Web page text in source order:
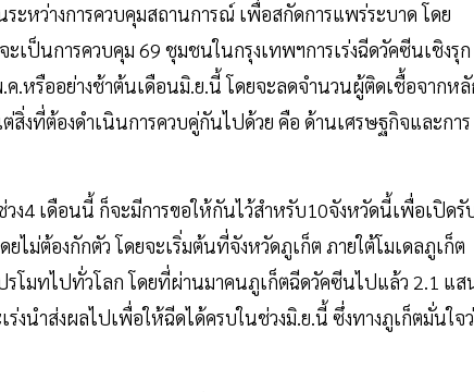
ะหว่างการควบคุมสถานการณ์ เพื่อสกัดการแพร่ระบาด โดย
ป็นการควบคุม 69 ชุมชนในกรุงเทพฯการเร่งฉีดวัคซีนเชิงรุก
.หรืออย่างช้าต้นเดือนมิ.ย.นี้ โดยจะลดจำนวนผู้ติดเชื้อจากห
ที่ต้องดำเนินการควบคู่กันไปด้วย คือ ด้านเศรษฐกิจและการ
ง4 เดือนนี้ ก็จะมีการขอให้กันไว้สำหรับ10จังหวัดนี้เพื่อเปิดรั
ไม่ต้องกักตัว โดยจะเริ่มต้นที่จังหวัดภูเก็ต ภายใต้โมเดลภูเก็ต
โมทไปทั่วโลก โดยที่ผ่านมาคนภูเก็ตฉีดวัคซีนไปแล้ว 2.1 แส
งนำส่งผลไปเพื่อให้ฉีดได้ครบในช่วงมิ.ย.นี้ ซึ่งทางภูเก็ตมั่นใจ